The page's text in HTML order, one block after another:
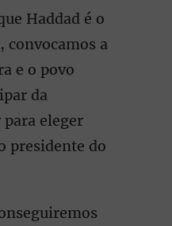
Haddad é o
convocamos a
e o povo
da
eleger
presidente do